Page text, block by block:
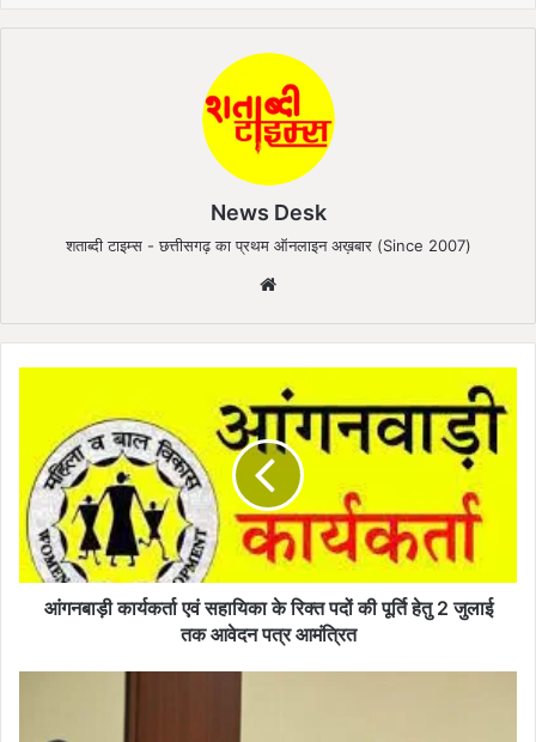
News Desk
शताब्दी टाइम्स - छत्तीसगढ़ का प्रथम ऑनलाइन अख़बार (Since 2007)
te
ड़ी
का
क
र्ता
आंगनबाड़ी कार्यकर्ता एवं सहायिका के रिक्त पदों की पूर्ति हेतु 2 जुलाई
तक आवेदन पत्र आमंत्रित